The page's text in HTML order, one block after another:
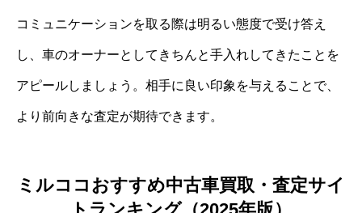
コミュニケーションを取る際は明るい態度で受け答え
し、車のオーナーとしてきちんと手入れしてきたことを
アピールしましょう。相手に良い印象を与えることで、
より前向きな査定が期待できます。
ミルココおすすめ中古車買取・査定サイ